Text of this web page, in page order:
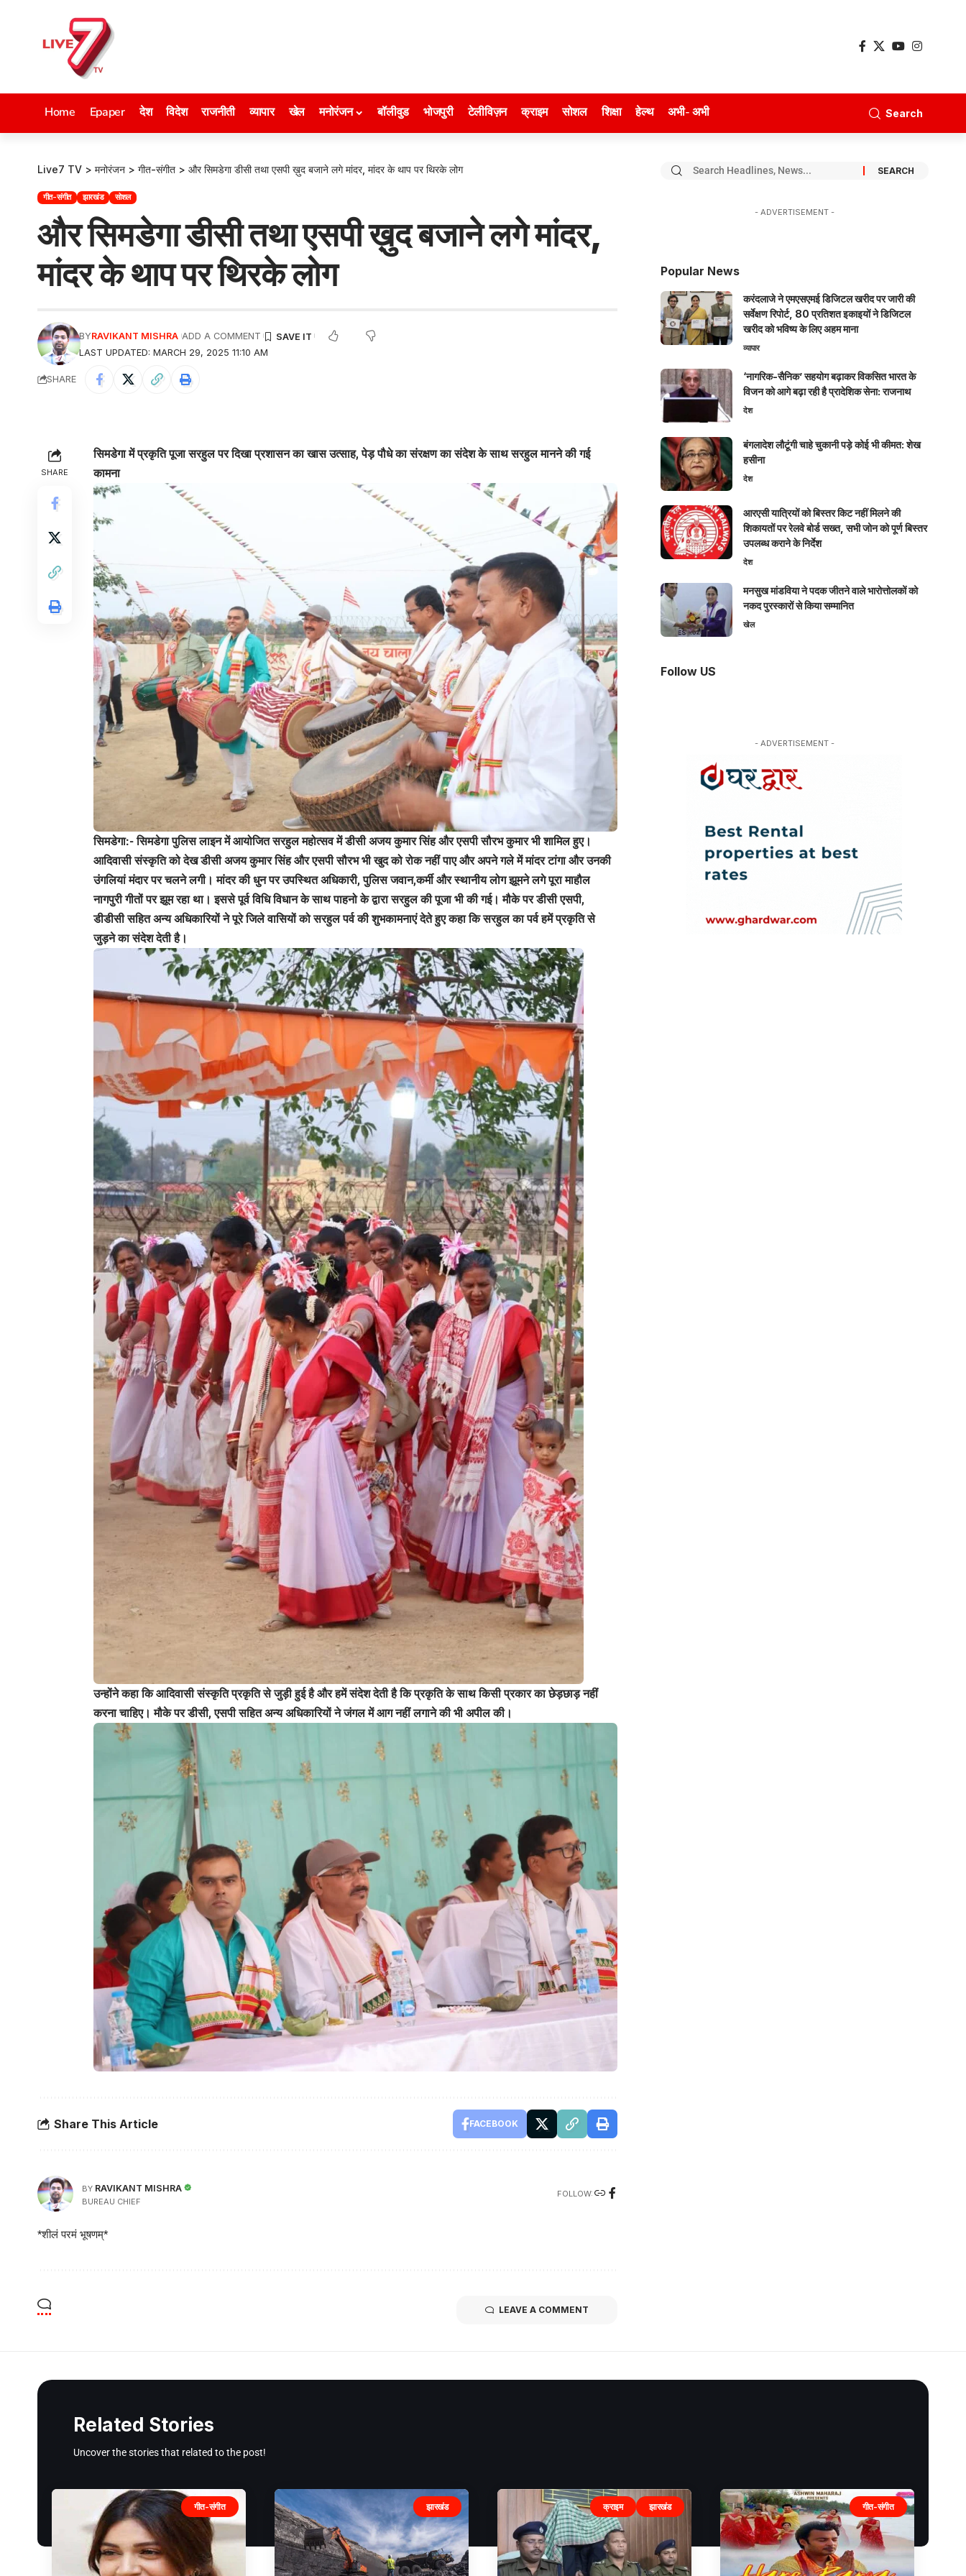
Home Epaper देश विदेश राजनीती व्यापार खेल मनोरंजन बॉलीवुड भोजपुरी टेलीविज़न क्राइम सोशल शिक्षा हेल्थ अभी- अभी Search
Live7 TV > मनोरंजन > गीत-संगीत > और सिमडेगा डीसी तथा एसपी ख़ुद बजाने लगे मांदर, मांदर के थाप पर थिरके लोग
गीत-संगीत झारखंड सोशल
और सिमडेगा डीसी तथा एसपी ख़ुद बजाने लगे मांदर,
मांदर के थाप पर थिरके लोग
LAST UPDATED: MARCH 29, 2025 11:10 AM
BYRAVIKANT MISHRA ADD A COMMENT
SHARE
SHARE
सिमडेगा में प्रकृति पूजा सरहुल पर दिखा प्रशासन का खास उत्साह, पेड़ पौधे का संरक्षण का संदेश के साथ सरहुल मानने की गई
कामना
सिमडेगा:- सिमडेगा पुलिस लाइन में आयोजित सरहुल महोत्सव में डीसी अजय कुमार सिंह और एसपी सौरभ कुमार भी शामिल हुए।
आदिवासी संस्कृति को देख डीसी अजय कुमार सिंह और एसपी सौरभ भी खुद को रोक नहीं पाए और अपने गले में मांदर टांगा और उनकी
उंगलियां मंदार पर चलने लगी। मांदर की धुन पर उपस्थित अधिकारी, पुलिस जवान,कर्मी और स्थानीय लोग झूमने लगे पूरा माहौल
नागपुरी गीतों पर झूम रहा था। इससे पूर्व विधि विधान के साथ पाहनो के द्वारा सरहुल की पूजा भी की गई। मौके पर डीसी एसपी,
डीडीसी सहित अन्य अधिकारियों ने पूरे जिले वासियों को सरहुल पर्व की शुभकामनाएं देते हुए कहा कि सरहुल का पर्व हमें प्रकृति से
जुड़ने का संदेश देती है।
उन्होंने कहा कि आदिवासी संस्कृति प्रकृति से जुड़ी हुई है और हमें संदेश देती है कि प्रकृति के साथ किसी प्रकार का छेड़छाड़ नहीं
करना चाहिए। मौके पर डीसी, एसपी सहित अन्य अधिकारियों ने जंगल में आग नहीं लगाने की भी अपील की।
Share This Article FACEBOOK
BY RAVIKANT MISHRA
BUREAU CHIEF
FOLLOW:
*शीलं परमं भूषणम्*
LEAVE A COMMENT
- ADVERTISEMENT -
Popular News
करंदलाजे ने एमएसएमई डिजिटल खरीद पर जारी की
सर्वेक्षण रिपोर्ट, 80 प्रतिशत इकाइयों ने डिजिटल
खरीद को भविष्य के लिए अहम माना
व्यापार
‘नागरिक-सैनिक’ सहयोग बढ़ाकर विकसित भारत के
विजन को आगे बढ़ा रही है प्रादेशिक सेना: राजनाथ
देश
बंगलादेश लौटूंगी चाहे चुकानी पड़े कोई भी कीमत: शेख
हसीना
देश
आरएसी यात्रियों को बिस्तर किट नहीं मिलने की
शिकायतों पर रेलवे बोर्ड सख्त, सभी जोन को पूर्ण बिस्तर
उपलब्ध कराने के निर्देश
देश
मनसुख मांडविया ने पदक जीतने वाले भारोत्तोलकों को
नकद पुरस्कारों से किया सम्मानित
खेल
Follow US
- ADVERTISEMENT -
Related Stories
Uncover the stories that related to the post!
गीत-संगीत झारखंड क्राइम झारखंड गीत-संगीत